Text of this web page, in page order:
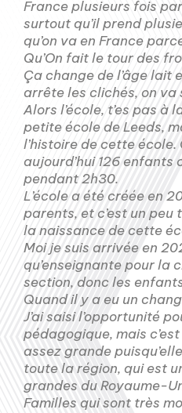
France plusieurs fois
surtout qu’il prend
qu’on va en France
Qu’On fait le tour des
Ça change de l’âge lait
arrête les clichés, on va
Alors l’école, t’es pas à
petite école de Leeds,
l’histoire de cette
aujourd’hui 126
pendant 2h30.
L’école a été créée en
parents, et c’est un peu
la naissance de cette
Moi je suis arrivée en
qu’enseignante pour la
section, donc les
Quand il y a eu un
J’ai saisi l’opportunité
pédagogique, mais
assez grande
toute la région, qui est
grandes du Royaume-
Familles qui sont très